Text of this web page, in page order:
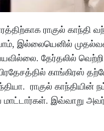
ராகுல்
இல்லையெனில்
தேர்தலில்
காங்கிரஸ்
ராகுல் காந்தியின்
இவ்வாறு அவர்